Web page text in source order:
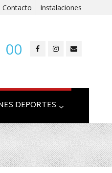
Contacto Instalaciones
00
DEPORTES